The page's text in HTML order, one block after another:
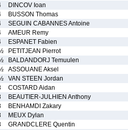
DINCOV Ioan
BUSSON Thomas
SEGUIN CABANNES Antoine
AMEUR Remy
ESPANET Fabien
PETITJEAN Pierrot
BALDANDORJ Temuulen
ASSOUANE Aksel
VAN STEEN Jordan
COSTARD Aidan
BEAUTIER-JULHIEN Anthony
BENHAMDI Zakary
MEUX Dylan
GRANDCLERE Quentin